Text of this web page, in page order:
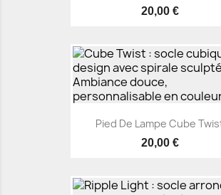
20,00 €
Pied De Lampe Cube
20,00 €